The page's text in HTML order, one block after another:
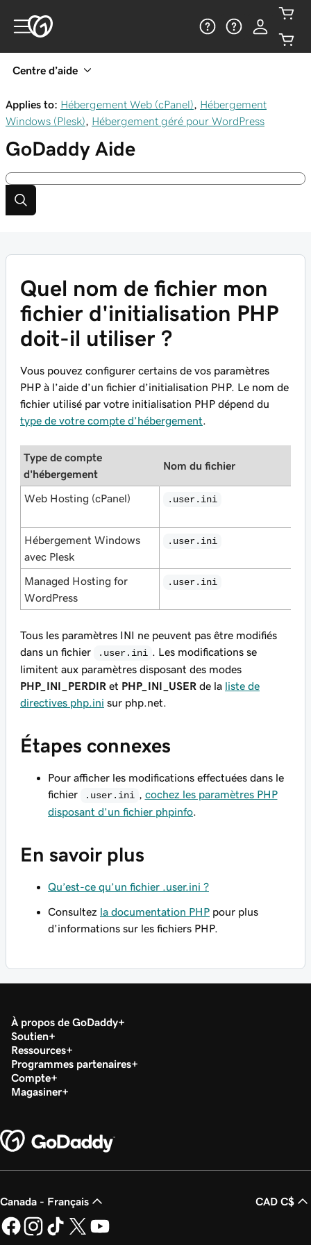
Centre d’aide
Applies to: Hébergement Web (cPanel)
Hébergement
Windows (Plesk)
Hébergement géré pour WordPress
GoDaddy Aide
Quel nom de fichier mon
fichier d'initialisation PHP
doit-il utiliser ?
Vous pouvez configurer certains de vos paramètres
PHP à l’aide d’un fichier d’initialisation PHP. Le nom de
fichier utilisé par votre initialisation PHP dépend du
type de votre compte d’hébergement
Type de compte
d'hébergement
Nom du fichier
Web Hosting (cPanel) .user.ini
Hébergement Windows
avec Plesk
.user.ini
Managed Hosting for
WordPress
.user.ini
Tous les paramètres INI ne peuvent pas être modifiés
dans un fichier
.user.ini
. Les modifications se
limitent aux paramètres disposant des modes
PHP_INI_PERDIR et PHP_INI_USER de la liste de
directives php.ini sur php.net.
Étapes connexes
Pour afficher les modifications effectuées dans le
fichier
.user.ini
cochez les paramètres PHP
disposant d’un fichier phpinfo
En savoir plus
Qu’est-ce qu’un fichier .user.ini ?
Consultez la documentation PHP pour plus
d’informations sur les fichiers PHP.
À propos de GoDaddy
Soutien
Ressources
Programmes partenaires
Compte
Magasiner
Canada - Français CAD C$